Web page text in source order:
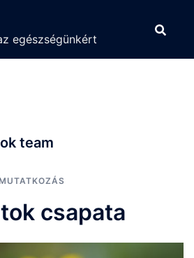
egészségünkért
team
csapata